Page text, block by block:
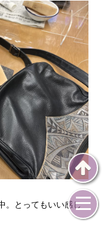
。とってもいい感じ